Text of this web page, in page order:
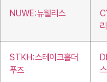
NUWE:뉴웰리스
STKH:스테이크홀더
푸즈
스